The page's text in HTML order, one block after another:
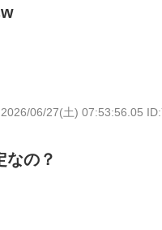
2026/06/27(土) 07:53:56.05
なの？